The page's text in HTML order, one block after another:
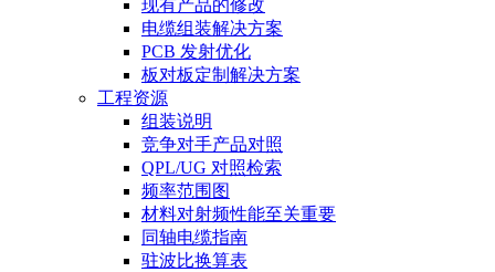
现有产品的修改
电缆组装解决方案
PCB 发射优化
板对板定制解决方案
工程资源
组装说明
竞争对手产品对照
QPL/UG 对照检索
频率范围图
材料对射频性能至关重要
同轴电缆指南
驻波比换算表